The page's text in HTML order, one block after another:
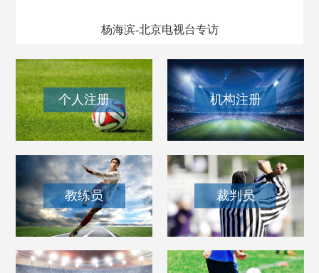
杨海滨-北京电视台专访
个人注册 机构注册
教练员 裁判员